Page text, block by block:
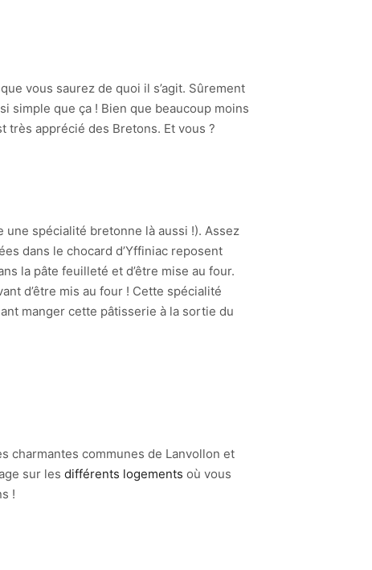
vous saurez de quoi il s’agit. Sûrement
simple que ça ! Bien que beaucoup moins
très apprécié des Bretons. Et vous ?
spécialité bretonne là aussi !). Assez
dans le chocard d’Yffiniac reposent
la pâte feuilleté et d’être mise au four.
d’être mis au four ! Cette spécialité
manger cette pâtisserie à la sortie du
charmantes communes de Lanvollon et
sur les différents logements où vous
!